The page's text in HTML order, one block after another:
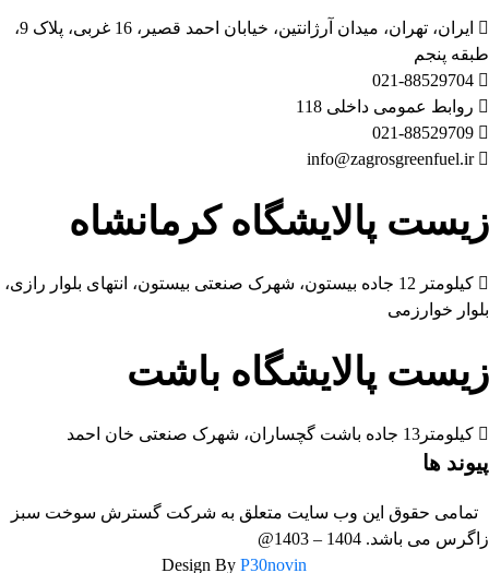
ایران، تهران، میدان آرژانتین، خیابان احمد قصیر، 16 غربی، پلاک 9،
طبقه پنجم
021-88529704
روابط عمومی داخلی 118
021-88529709
info@zagrosgreenfuel.ir​
زیست پالایشگاه کرمانشاه
کیلومتر 12 جاده بیستون، شهرک صنعتی بیستون، انتهای بلوار رازی،
بلوار خوارزمی
زیست پالایشگاه باشت
کیلومتر13 جاده باشت گچساران، شهرک صنعتی خان احمد
پیوند ها
تمامی حقوق این وب سایت متعلق به شرکت گسترش سوخت سبز
زاگرس می باشد. 1404 – 1403@
P30novin